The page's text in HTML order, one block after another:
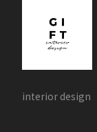
interior design